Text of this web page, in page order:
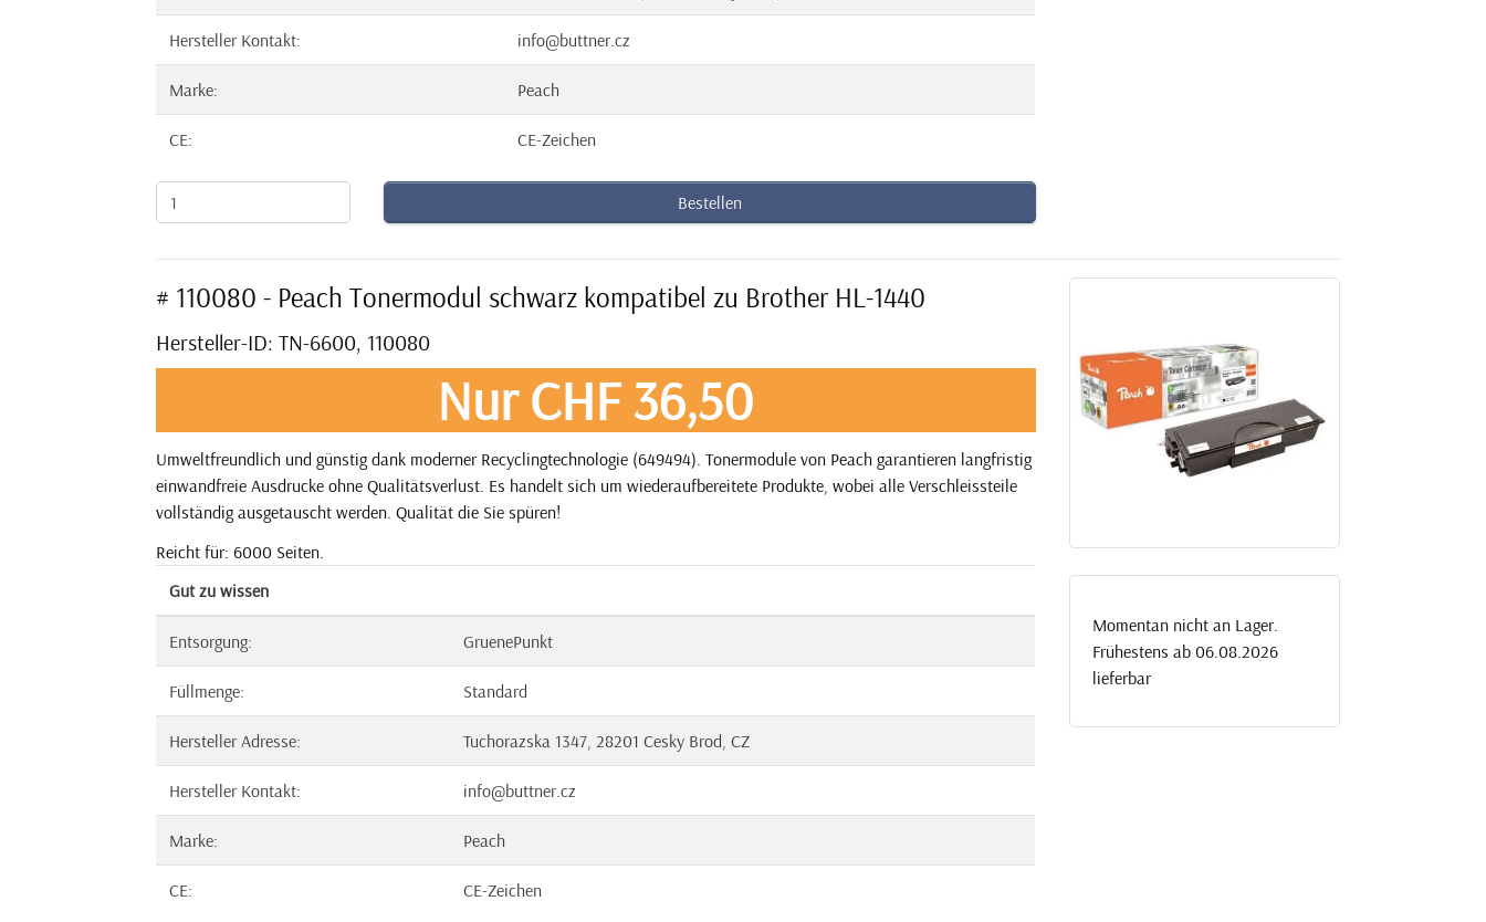
Hersteller Kontakt: info@buttner.cz
Marke: Peach
CE: CE-Zeichen
Bestellen
# 110080 - Peach Tonermodul schwarz kompatibel zu Brother HL-1440
Hersteller-ID: TN-6600, 110080
Nur CHF 36,50
Umweltfreundlich und günstig dank moderner Recyclingtechnologie (649494). Tonermodule von Peach garantieren langfristig
einwandfreie Ausdrucke ohne Qualitätsverlust. Es handelt sich um wiederaufbereitete Produkte, wobei alle Verschleissteile
vollständig ausgetauscht werden. Qualität die Sie spüren!
Reicht für: 6000 Seiten.
Gut zu wissen
Entsorgung: GruenePunkt
Füllmenge: Standard
Hersteller Adresse: Tuchorazska 1347, 28201 Cesky Brod, CZ
Hersteller Kontakt: info@buttner.cz
Marke: Peach
CE: CE-Zeichen
Momentan nicht an Lager.
Frühestens ab 06.08.2026
lieferbar